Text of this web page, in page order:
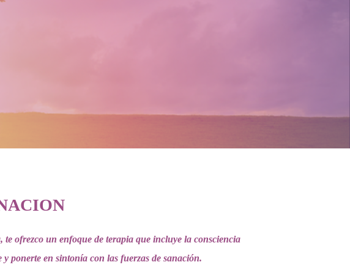
ofrezco un enfoque de terapia que incluye la consciencia
ponerte en sintonía con las fuerzas de sanación.